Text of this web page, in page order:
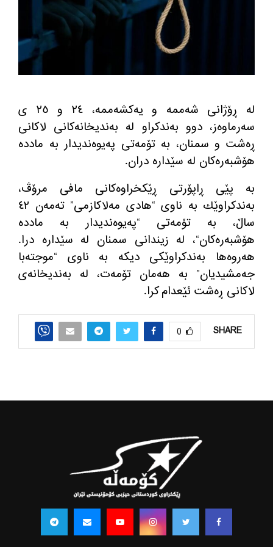
له‌ ڕۆژانی شه‌ممه‌ و یه‌كشه‌ممه‌، ٢٤ و ٢٥ ی
سه‌رماوه‌ز، دوو به‌ندكراو له‌ به‌ندیخانه‌كانی لاكانی
ڕه‌شت و سمنان، به‌ تۆمه‌تی په‌یوه‌ندیدار به‌ مادده‌
هۆشبه‌ره‌كان له‌ سێداره‌ دران.
به‌ پێی ڕاپۆرتی ڕێكخراوه‌كانی مافی مرۆڤ،
به‌ندكراوێك به‌ ناوی “هادی مه‌لاكازمی”
ته‌مه‌ن ٤٢
ساڵ، به‌ تۆمه‌تی “په‌یوه‌ندیدار به‌ مادده‌
هۆشبه‌ره‌كان“، له‌ زیندانی سمنان له‌ سێداره‌ درا.
هه‌روه‌ها به‌ندكراوێكی دیكه‌ به‌ ناوی “موجته‌با
جه‌مشیدیان” به‌ هه‌مان تۆمه‌ت، له‌ به‌ندیخانه‌ی
لاكانی ڕه‌شت ئێعدام كرا.
SHARE
0